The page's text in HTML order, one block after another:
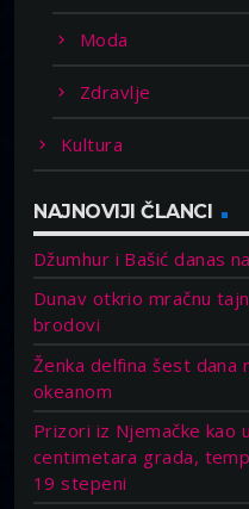
Moda
Zdravlje
Kultura
NAJNOVIJI ČLANCI
Džumhur i Bašić danas
Dunav otkrio mračnu
brodovi
Ženka delfina šest dana
okeanom
Prizori iz Njemačke kao
centimetara grada,
19 stepeni